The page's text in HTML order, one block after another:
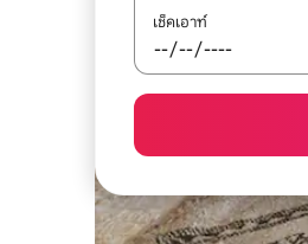
เช็คเอาท์